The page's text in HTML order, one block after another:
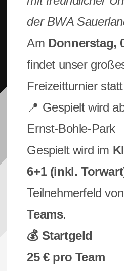
der BWA
Am Donnerstag,
findet unser
Freizeitturnier
📍 Gespielt wird
Ernst-Bohle-Park
Gespielt wird im
6+1 (inkl.
Teilnehmerfeld von
Teams.
💰 Startgeld
25 € pro Team